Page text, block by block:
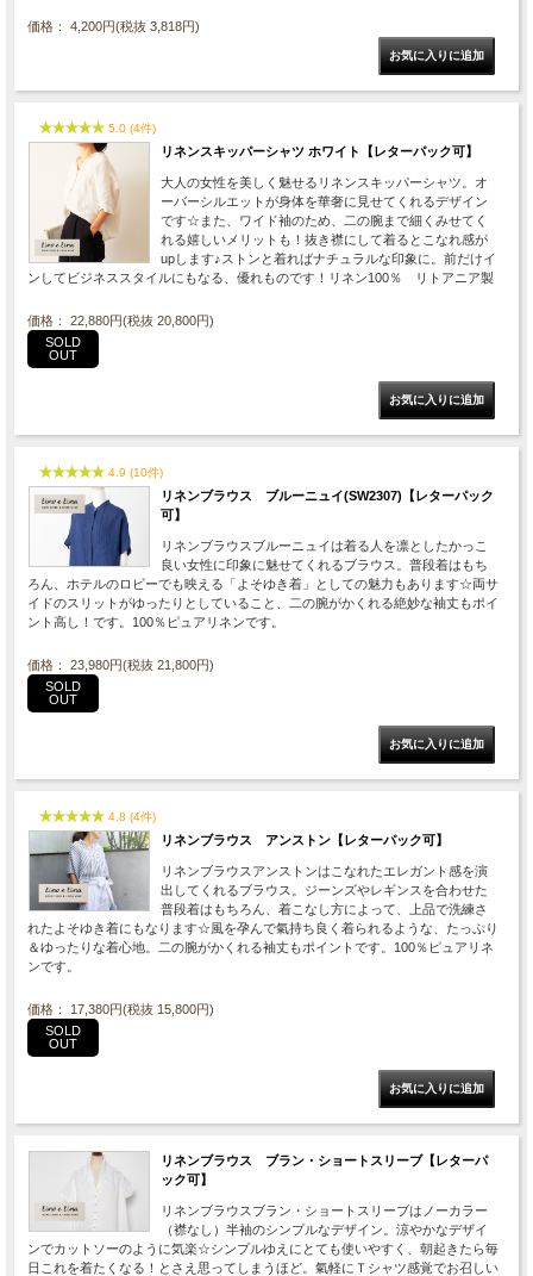
価格： 4,200円(税抜 3,818円)
5.0 (4件)
リネンスキッパーシャツ ホワイト【レターパック可】
大人の女性を美しく魅せるリネンスキッパーシャツ。オ
ーバーシルエットが身体を華奢に見せてくれるデザイン
です☆また、ワイド袖のため、二の腕まで細くみせてく
れる嬉しいメリットも！抜き襟にして着るとこなれ感が
upします♪ストンと着ればナチュラルな印象に。前だけイ
ンしてビジネススタイルにもなる、優れものです！リネン100％ リトアニア製
価格： 22,880円(税抜 20,800円)
SOLD
OUT
4.9 (10件)
リネンブラウス ブルーニュイ(SW2307)【レターパック
可】
リネンブラウスブルーニュイは着る人を凛としたかっこ
良い女性に印象に魅せてくれるブラウス。普段着はもち
ろん、ホテルのロビーでも映える「よそゆき着」としての魅力もあります☆両サ
イドのスリットがゆったりとしていること、二の腕がかくれる絶妙な袖丈もポイ
ント高し！です。100％ピュアリネンです。
価格： 23,980円(税抜 21,800円)
SOLD
OUT
4.8 (4件)
リネンブラウス アンストン【レターパック可】
リネンブラウスアンストンはこなれたエレガント感を演
出してくれるブラウス。ジーンズやレギンスを合わせた
普段着はもちろん、着こなし方によって、上品で洗練さ
れたよそゆき着にもなります☆風を孕んで氣持ち良く着られるような、たっぷり
＆ゆったりな着心地。二の腕がかくれる袖丈もポイントです。100％ピュアリネ
ンです。
価格： 17,380円(税抜 15,800円)
SOLD
OUT
リネンブラウス ブラン・ショートスリーブ【レターパ
ック可】
リネンブラウスブラン・ショートスリーブはノーカラー
（襟なし）半袖のシンプルなデザイン。涼やかなデザイ
ンでカットソーのように気楽☆シンプルゆえにとても使いやすく、朝起きたら毎
日これを着たくなる！とさえ思ってしまうほど。氣軽にＴシャツ感覚でお召しい